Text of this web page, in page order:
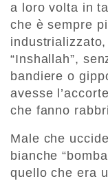
a loro volta in
che è sempre
“Inshallah”,
bandiere o
avesse
che fanno
Male che
bianche
quello che era